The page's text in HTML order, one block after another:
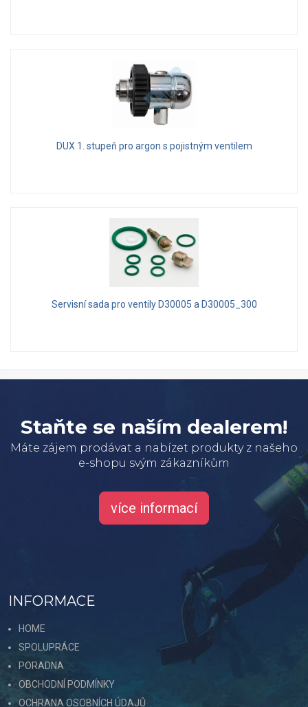
DUX 1. stupeň pro argon s pojistným ventilem
Servisní sada pro ventily D30005 a D30005_300
Staňte se naším dealerem!
Máte zájem prodávat a nabízet produkty z našeho
e-shopu svým zákazníkům
více informací
INFORMACE
HOME
SPOLUPRÁCE
PORADNA
OBCHODNÍ PODMÍNKY
OCHRANA OSOBNÍCH ÚDAJŮ